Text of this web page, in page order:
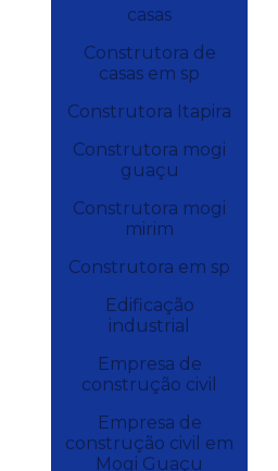
casas
Construtora de
casas em sp
Construtora Itapira
Construtora mogi
guaçu
Construtora mogi
mirim
Construtora em sp
Edificação
industrial
Empresa de
construção civil
Empresa de
construção civil em
Mogi Guaçu